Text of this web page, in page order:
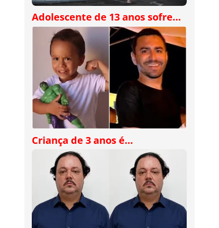
Adolescente de 13 anos sofre…
Criança de 3 anos é…